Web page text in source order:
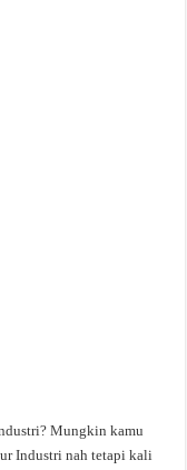
Mungkin kamu
Industri nah tetapi kali